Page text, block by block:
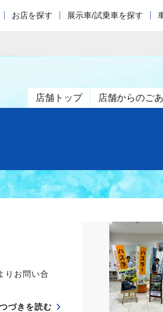
お店を探す 展示車/試乗車を探す
店舗トップ 店舗からのご
りお問い合
つづきを読む